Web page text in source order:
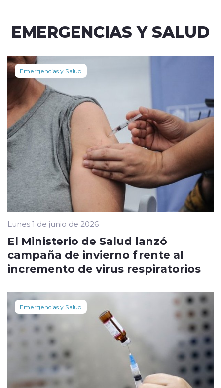
EMERGENCIAS Y SALUD
Emergencias y Salud
Lunes 1 de junio de 2026
El Ministerio de Salud lanzó
campaña de invierno frente al
incremento de virus respiratorios
Emergencias y Salud